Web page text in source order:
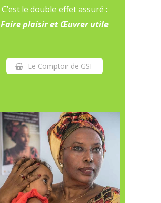
C’est le double effet assuré :
Faire plaisir et Œuvrer utile
Le Comptoir de GSF